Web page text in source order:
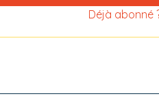
Déjà abonné